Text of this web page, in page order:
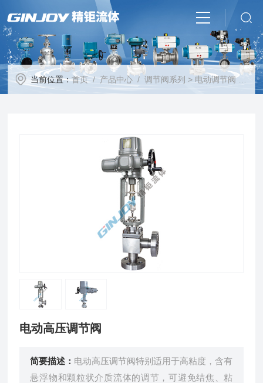
当前位置：首页/ 产品中心 /调节阀系列 > 电动调节阀> 电动高压调节阀
电动高压调节阀
简要描述： 电动高压调节阀特别适用于高粘度，含有
悬浮物和颗粒状介质流体的调节，可避免结焦、粘